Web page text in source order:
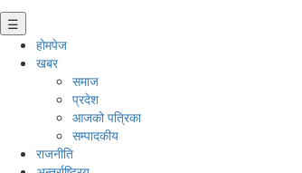
☰
होमपेज
खबर
समाज
प्रदेश
आजको पत्रिका
सम्पादकीय
राजनीति